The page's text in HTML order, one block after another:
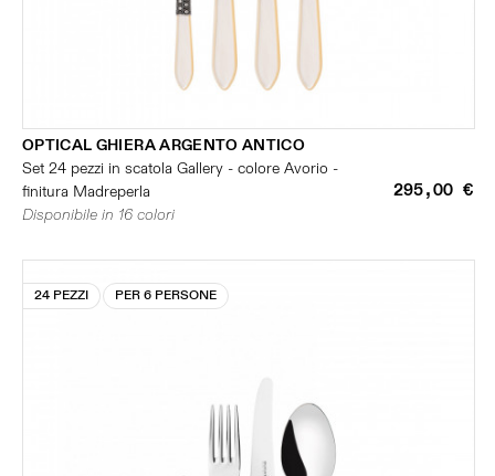
OPTICAL GHIERA ARGENTO ANTICO
Set 24 pezzi in scatola Gallery - colore Avorio -
finitura Madreperla
295,00 €
Disponibile in 16 colori
24 PEZZI PER 6 PERSONE